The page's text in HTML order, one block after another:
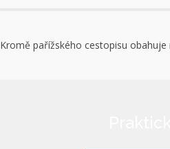
Kromě pařížského cestopisu